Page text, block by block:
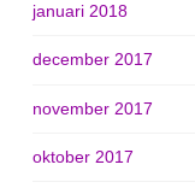
januari 2018
december 2017
november 2017
oktober 2017